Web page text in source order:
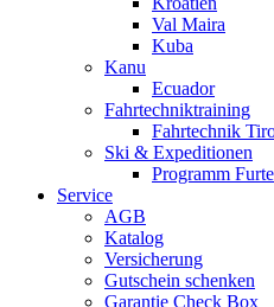
Val Maira
Kuba
Kanu
Ecuador
Fahrtechniktraining
Fahrtechnik
Ski & Expeditionen
Programm
Service
AGB
Katalog
Versicherung
Gutschein schenken
Garantie Check Box